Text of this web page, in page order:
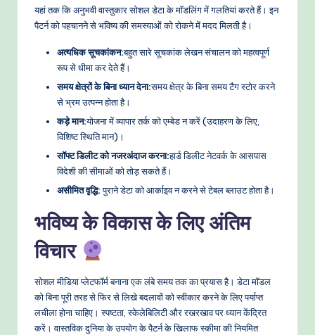
यहां तक कि अनुभवी वास्तुकार सोशल डेटा के मॉडलिंग में गलतियां करते हैं। इन
पैटर्न को पहचानने से भविष्य की समस्याओं को रोकने में मदद मिलती है।
अत्यधिक सूचकांकन:बहुत सारे सूचकांक लेखन संचालन को महत्वपूर्ण
रूप से धीमा कर देते हैं।
समय क्षेत्रों के बिना ध्यान देना:समय क्षेत्र के बिना समय टैग स्टोर करने
से भ्रम उत्पन्न होता है।
कड़े मान:योजना में व्यापार तर्क को एम्बेड न करें (उदाहरण के लिए,
विशिष्ट स्थिति मान)।
सॉफ्ट डिलीट को नजरअंदाज करना:हार्ड डिलीट नेटवर्क के आसपास
विदेशी की सीमाओं को तोड़ सकते हैं।
असीमित वृद्धि:पुराने डेटा को आर्काइव न करने से टेबल ब्लाउट होता है।
भविष्य के विकास के लिए अंतिम
विचार
सोशल मीडिया प्लेटफॉर्म बनाना एक लंबे समय तक का प्रयास है। डेटा मॉडल
को बिना पूरी तरह से फिर से लिखे बदलावों को स्वीकार करने के लिए पर्याप्त
लचीला होना चाहिए। स्पष्टता, स्केलेबिलिटी और रखरखाव पर ध्यान केंद्रित
करें। वास्तविक दुनिया के उपयोग के पैटर्न के खिलाफ स्कीमा की नियमित